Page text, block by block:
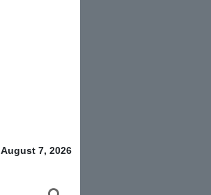
August 7, 2026